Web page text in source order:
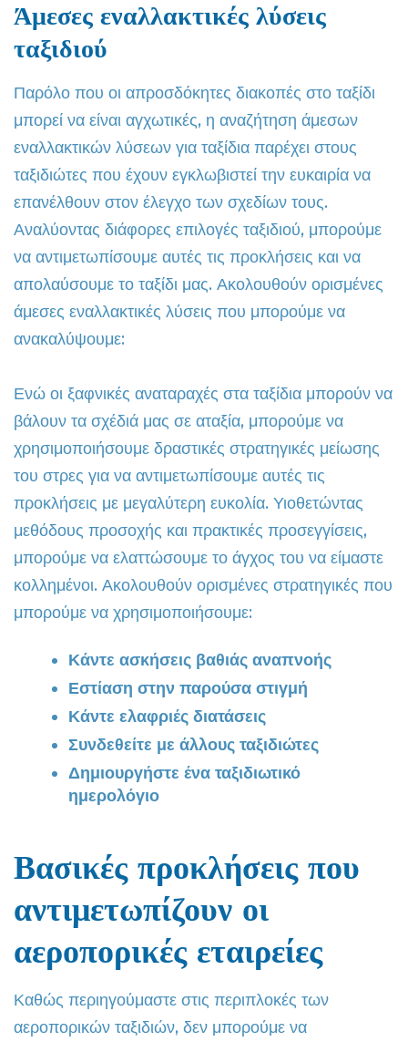
Άμεσες εναλλακτικές λύσεις
ταξιδιού
Παρόλο που οι απροσδόκητες διακοπές στο ταξίδι
μπορεί να είναι αγχωτικές, η αναζήτηση άμεσων
εναλλακτικών λύσεων για ταξίδια παρέχει στους
ταξιδιώτες που έχουν εγκλωβιστεί την ευκαιρία να
επανέλθουν στον έλεγχο των σχεδίων τους.
Αναλύοντας διάφορες επιλογές ταξιδιού, μπορούμε
να αντιμετωπίσουμε αυτές τις προκλήσεις και να
απολαύσουμε το ταξίδι μας. Ακολουθούν ορισμένες
άμεσες εναλλακτικές λύσεις που μπορούμε να
ανακαλύψουμε:
Ενώ οι ξαφνικές αναταραχές στα ταξίδια μπορούν να
βάλουν τα σχέδιά μας σε αταξία, μπορούμε να
χρησιμοποιήσουμε δραστικές στρατηγικές μείωσης
του στρες για να αντιμετωπίσουμε αυτές τις
προκλήσεις με μεγαλύτερη ευκολία. Υιοθετώντας
μεθόδους προσοχής και πρακτικές προσεγγίσεις,
μπορούμε να ελαττώσουμε το άγχος του να είμαστε
κολλημένοι. Ακολουθούν ορισμένες στρατηγικές που
μπορούμε να χρησιμοποιήσουμε:
Κάντε ασκήσεις βαθιάς αναπνοής
Εστίαση στην παρούσα στιγμή
Κάντε ελαφριές διατάσεις
Συνδεθείτε με άλλους ταξιδιώτες
Δημιουργήστε ένα ταξιδιωτικό
ημερολόγιο
Βασικές προκλήσεις που
αντιμετωπίζουν οι
αεροπορικές εταιρείες
Καθώς περιηγούμαστε στις περιπλοκές των
αεροπορικών ταξιδιών, δεν μπορούμε να